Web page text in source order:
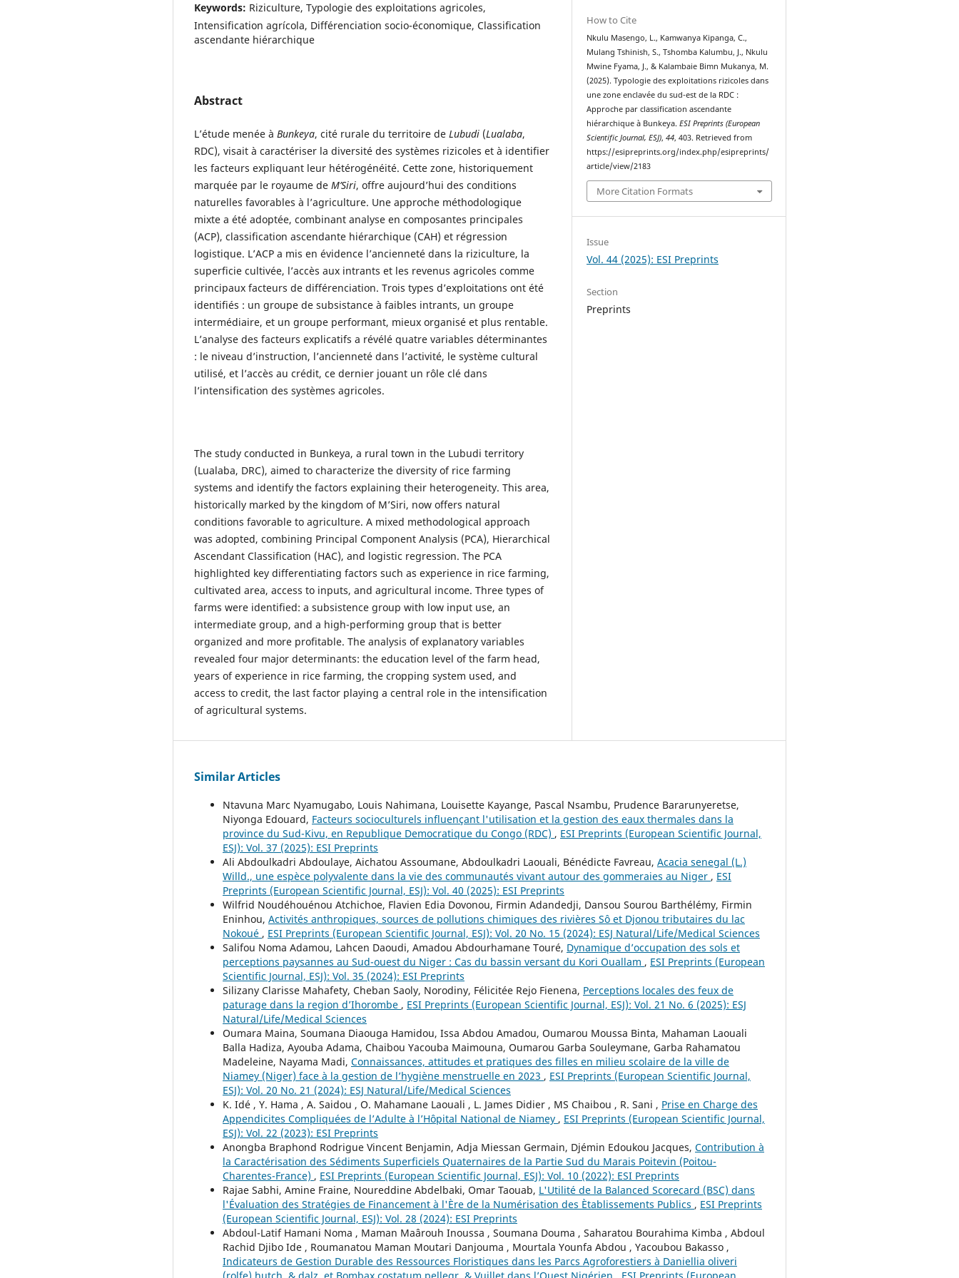
Keywords: Riziculture, Typologie des exploitations agricoles,
Intensification agrícola, Différenciation socio-économique, Classification
ascendante hiérarchique
Abstract
L’étude menée à Bunkeya, cité rurale du territoire de Lubudi (Lualaba,
RDC), visait à caractériser la diversité des systèmes rizicoles et à identifier
les facteurs expliquant leur hétérogénéité. Cette zone, historiquement
marquée par le royaume de M’Siri, offre aujourd’hui des conditions
naturelles favorables à l’agriculture. Une approche méthodologique
mixte a été adoptée, combinant analyse en composantes principales
(ACP), classification ascendante hiérarchique (CAH) et régression
logistique. L’ACP a mis en évidence l’ancienneté dans la riziculture, la
superficie cultivée, l’accès aux intrants et les revenus agricoles comme
principaux facteurs de différenciation. Trois types d’exploitations ont été
identifiés : un groupe de subsistance à faibles intrants, un groupe
intermédiaire, et un groupe performant, mieux organisé et plus rentable.
L’analyse des facteurs explicatifs a révélé quatre variables déterminantes
: le niveau d’instruction, l’ancienneté dans l’activité, le système cultural
utilisé, et l’accès au crédit, ce dernier jouant un rôle clé dans
l’intensification des systèmes agricoles.
The study conducted in Bunkeya, a rural town in the Lubudi territory
(Lualaba, DRC), aimed to characterize the diversity of rice farming
systems and identify the factors explaining their heterogeneity. This area,
historically marked by the kingdom of M’Siri, now offers natural
conditions favorable to agriculture. A mixed methodological approach
was adopted, combining Principal Component Analysis (PCA), Hierarchical
Ascendant Classification (HAC), and logistic regression. The PCA
highlighted key differentiating factors such as experience in rice farming,
cultivated area, access to inputs, and agricultural income. Three types of
farms were identified: a subsistence group with low input use, an
intermediate group, and a high-performing group that is better
organized and more profitable. The analysis of explanatory variables
revealed four major determinants: the education level of the farm head,
years of experience in rice farming, the cropping system used, and
access to credit, the last factor playing a central role in the intensification
of agricultural systems.
How to Cite
Nkulu Masengo, L., Kamwanya Kipanga, C.,
Mulang Tshinish, S., Tshomba Kalumbu, J., Nkulu
Mwine Fyama, J., & Kalambaie Bimn Mukanya, M.
(2025). Typologie des exploitations rizicoles dans
une zone enclavée du sud-est de la RDC :
Approche par classification ascendante
hiérarchique à Bunkeya.ESI Preprints (European
Scientific Journal, ESJ),44, 403. Retrieved from
https://esipreprints.org/index.php/esipreprints/
article/view/2183
More Citation Formats
Issue
Vol. 44 (2025): ESI Preprints
Section
Preprints
Similar Articles
Ntavuna Marc Nyamugabo, Louis Nahimana, Louisette Kayange, Pascal Nsambu, Prudence Bararunyeretse,
Niyonga Edouard, Facteurs socioculturels influençant l'utilisation et la gestion des eaux thermales dans la
province du Sud-Kivu, en Republique Democratique du Congo (RDC) , ESI Preprints (European Scientific Journal,
ESJ): Vol. 37 (2025): ESI Preprints
Ali Abdoulkadri Abdoulaye, Aichatou Assoumane, Abdoulkadri Laouali, Bénédicte Favreau, Acacia senegal (L.)
Willd., une espèce polyvalente dans la vie des communautés vivant autour des gommeraies au Niger , ESI
Preprints (European Scientific Journal, ESJ): Vol. 40 (2025): ESI Preprints
Wilfrid Noudéhouénou Atchichoe, Flavien Edia Dovonou, Firmin Adandedji, Dansou Sourou Barthélémy, Firmin
Eninhou, Activités anthropiques, sources de pollutions chimiques des rivières Sô et Djonou tributaires du lac
Nokoué , ESI Preprints (European Scientific Journal, ESJ): Vol. 20 No. 15 (2024): ESJ Natural/Life/Medical Sciences
Salifou Noma Adamou, Lahcen Daoudi, Amadou Abdourhamane Touré, Dynamique d’occupation des sols et
perceptions paysannes au Sud-ouest du Niger : Cas du bassin versant du Kori Ouallam , ESI Preprints (European
Scientific Journal, ESJ): Vol. 35 (2024): ESI Preprints
Silizany Clarisse Mahafety, Cheban Saoly, Norodiny, Félicitée Rejo Fienena, Perceptions locales des feux de
paturage dans la region d’Ihorombe , ESI Preprints (European Scientific Journal, ESJ): Vol. 21 No. 6 (2025): ESJ
Natural/Life/Medical Sciences
Oumara Maina, Soumana Diaouga Hamidou, Issa Abdou Amadou, Oumarou Moussa Binta, Mahaman Laouali
Balla Hadiza, Ayouba Adama, Chaibou Yacouba Maimouna, Oumarou Garba Souleymane, Garba Rahamatou
Madeleine, Nayama Madi, Connaissances, attitudes et pratiques des filles en milieu scolaire de la ville de
Niamey (Niger) face à la gestion de l’hygiène menstruelle en 2023 , ESI Preprints (European Scientific Journal,
ESJ): Vol. 20 No. 21 (2024): ESJ Natural/Life/Medical Sciences
K. Idé , Y. Hama , A. Saidou , O. Mahamane Laouali , L. James Didier , MS Chaibou , R. Sani , Prise en Charge des
Appendicites Compliquées de l’Adulte à l’Hôpital National de Niamey , ESI Preprints (European Scientific Journal,
ESJ): Vol. 22 (2023): ESI Preprints
Anongba Braphond Rodrigue Vincent Benjamin, Adja Miessan Germain, Djémin Edoukou Jacques, Contribution à
la Caractérisation des Sédiments Superficiels Quaternaires de la Partie Sud du Marais Poitevin (Poitou-
Charentes-France) , ESI Preprints (European Scientific Journal, ESJ): Vol. 10 (2022): ESI Preprints
Rajae Sabhi, Amine Fraine, Noureddine Abdelbaki, Omar Taouab, L'Utilité de la Balanced Scorecard (BSC) dans
l'Évaluation des Stratégies de Financement à l'Ère de la Numérisation des Ètablissements Publics , ESI Preprints
(European Scientific Journal, ESJ): Vol. 28 (2024): ESI Preprints
Abdoul-Latif Hamani Noma , Maman Maârouh Inoussa , Soumana Douma , Saharatou Bourahima Kimba , Abdoul
Rachid Djibo Ide , Roumanatou Maman Moutari Danjouma , Mourtala Younfa Abdou , Yacoubou Bakasso ,
Indicateurs de Gestion Durable des Ressources Floristiques dans les Parcs Agroforestiers à Daniellia oliveri